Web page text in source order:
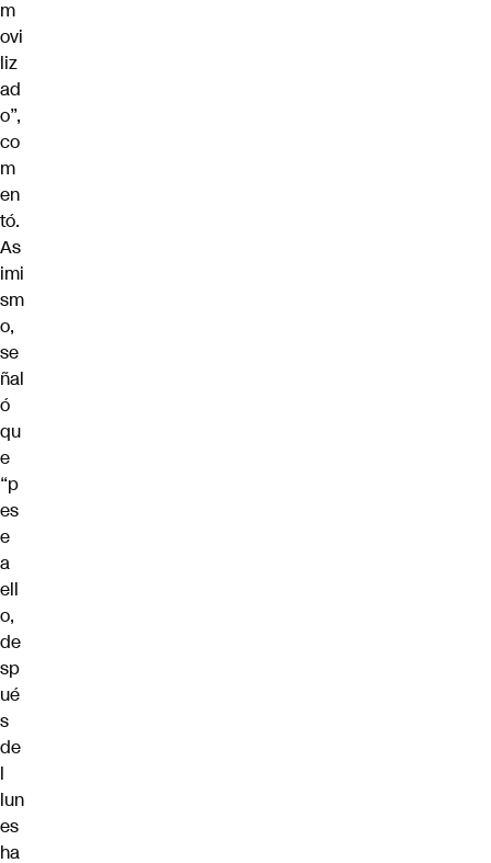
m
ovi
liz
ad
o”,
co
m
en
tó.
As
imi
sm
o,
se
ñal
ó
qu
e
“p
es
e
a
ell
o,
de
sp
ué
s
de
l
lun
es
ha